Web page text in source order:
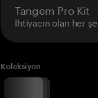
Tangem Pro Kit
İhtiyacın olan her
Koleksiyon